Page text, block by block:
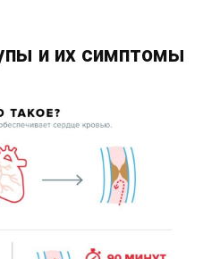
и их симптомы